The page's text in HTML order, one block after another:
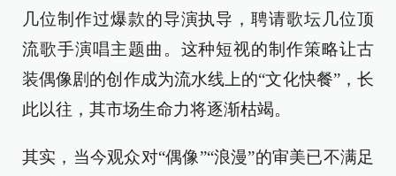
几位制作过爆款的导演执导，聘请歌坛几位顶
流歌手演唱主题曲。这种短视的制作策略让古
装偶像剧的创作成为流水线上的“文化快餐”，长
此以往，其市场生命力将逐渐枯竭。
其实，当今观众对“偶像”“浪漫”的审美已不满足